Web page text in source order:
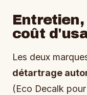
coût
Les deux
détartrage
(Eco Decalk